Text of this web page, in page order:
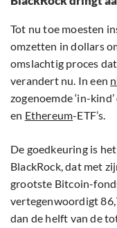
Tot nu toe moesten
omzetten in dollars
omslachtig proces
verandert nu. In een
zogenoemde ‘in-
en Ethereum-ETF’s.
De goedkeuring is
BlackRock, dat met
grootste Bitcoin-
vertegenwoordigt
dan de helft van de